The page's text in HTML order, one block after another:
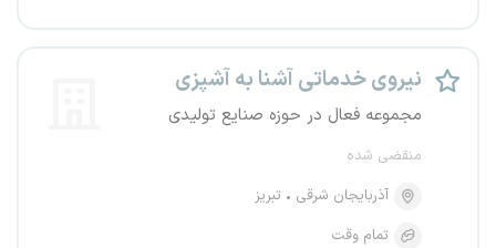
نیروی خدماتی آشنا به آشپزی
مجموعه فعال در حوزه صنایع تولیدی
منقضی شده
آذربایجان شرقی
تبریز
تمام وقت